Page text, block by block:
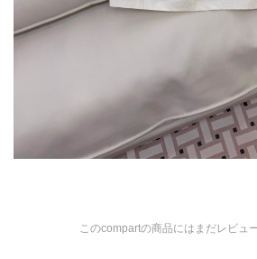
このcompartの商品にはまだレビュ